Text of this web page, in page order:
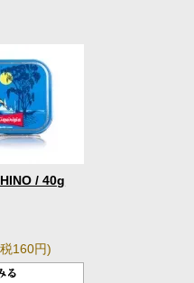
/ 40g
160円)